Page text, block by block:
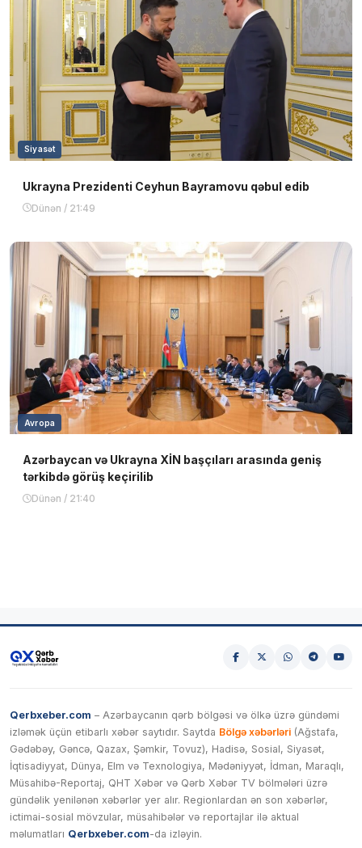
Siyasət
Ukrayna Prezidenti Ceyhun Bayramovu qəbul edib
Dünən / 21:49
Avropa
Azərbaycan və Ukrayna XİN başçıları arasında geniş
tərkibdə görüş keçirilib
Dünən / 21:40
Qerbxeber.com – Azərbaycanın qərb bölgəsi və ölkə üzrə gündəmi
izləmək üçün etibarlı xəbər saytıdır. Saytda Bölgə xəbərləri (Ağstafa,
Gədəbəy, Gəncə, Qazax, Şəmkir, Tovuz), Hadisə, Sosial, Siyasət,
İqtisadiyyat, Dünya, Elm və Texnologiya, Mədəniyyət, İdman, Maraqlı,
Müsahibə-Reportaj, QHT Xəbər və Qərb Xəbər TV bölmələri üzrə
gündəlik yenilənən xəbərlər yer alır. Regionlardan ən son xəbərlər,
ictimai-sosial mövzular, müsahibələr və reportajlar ilə aktual
məlumatları Qerbxeber.com-da izləyin.